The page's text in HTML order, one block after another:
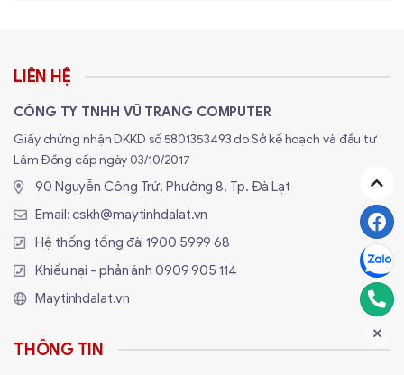
Tại Sao Chọn Mua Thiết Bị Văn
Phòng tại Maytinhdalat.vn?
✅ Dịch Vụ "Trọn Gói" (Bán - Sửa - Nạp
tôi vì sự tiện lợi. Mua máy in tại shop, khi hết
LIÊN HỆ
CÔNG TY TNHH VŨ TRANG COMPUTER
Giấy chứng nhận DKKD số 5801353493 do Sở kế hoạch và đầu tư
Lâm Đồng cấp ngày 03/10/2017
90 Nguyễn Công Trứ, Phường 8, Tp. Đà Lạt
Email:cskh@maytinhdalat.vn
Hệ thống tổng đài1900 5999 68
Khiếu nại - phản ánh 0909 905 114
Maytinhdalat.vn
THÔNG TIN